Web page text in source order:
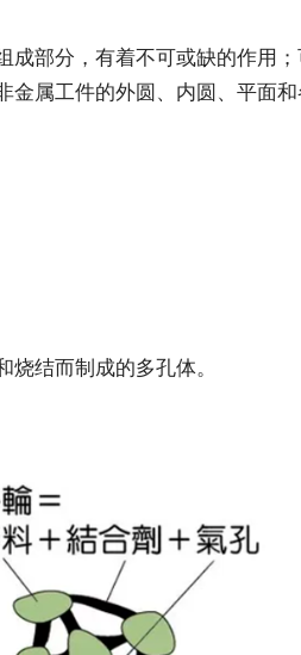
部分，有着不可或缺的作用
属工件的外圆、内圆、平面
结而制成的多孔体。